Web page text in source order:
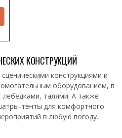
КОНСТРУКЦИЙ
конструкциями и
оборудованием, в
талями. А также
тенты для комфортного
в любую погоду.